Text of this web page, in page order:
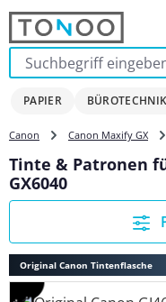
Zum Hauptinhalt
PAPIER BÜROTECHNIK
Canon Canon Maxify GX
Tinte & Patronen
GX6040
Original Canon Tintenflasche